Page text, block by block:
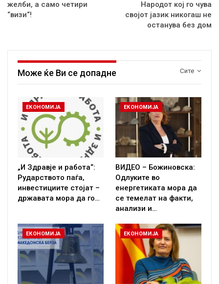
желби, а само четири
“визи“!
Народот кој го чува
својот јазик никогаш не
останува без дом
Сите
Може ќе Ви се допадне
ЕКОНОМИЈА
„И Здравје и работа“:
Рударството паѓа,
инвестициите стојат –
државата мора да го…
ЕКОНОМИЈА
ВИДЕО – Божиновска:
Одлуките во
енергетиката мора да
се темелат на факти,
анализи и…
ЕКОНОМИЈА ЕКОНОМИЈА